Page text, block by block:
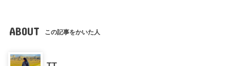
ABOUT この記事をかいた人